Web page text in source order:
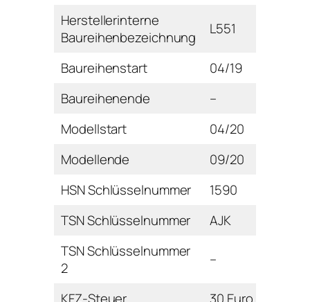
Herstellerinterne
Baureihenbezeichnung
L551
Baureihenstart
04/19
Baureihenende
–
Modellstart
04/20
Modellende
09/20
HSN Schlüsselnummer
1590
TSN Schlüsselnummer
AJK
TSN Schlüsselnummer
2
–